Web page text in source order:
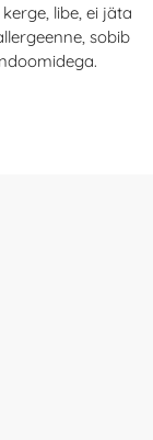
libe, ei jäta
sobib